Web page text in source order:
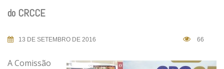
do CRCCE
13 DE SETEMBRO DE 2016 66
A Comissão